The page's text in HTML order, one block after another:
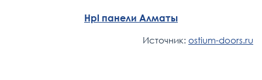
Hpl панели Алматы
Источник: ostium-doors.ru